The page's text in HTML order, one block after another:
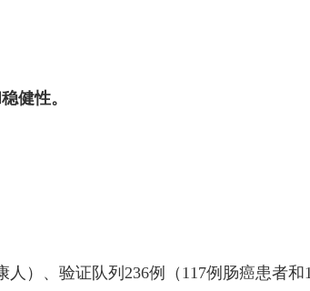
健性。
）、验证队列236例（117例肠癌患者和